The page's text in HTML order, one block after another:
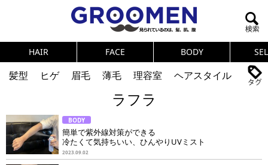
HAIR FACE BODY
髪型 ヒゲ 眉毛 薄毛 理容室
ヘアスタイル
ニオイ
連載
メンズコスメ
NEWS PICK UP
テストステロン
海外セレブ
ラフラ
BODY
簡単で紫外線対策ができる
冷たくて気持ちいい、ひんやりUVミスト
2023.09.02